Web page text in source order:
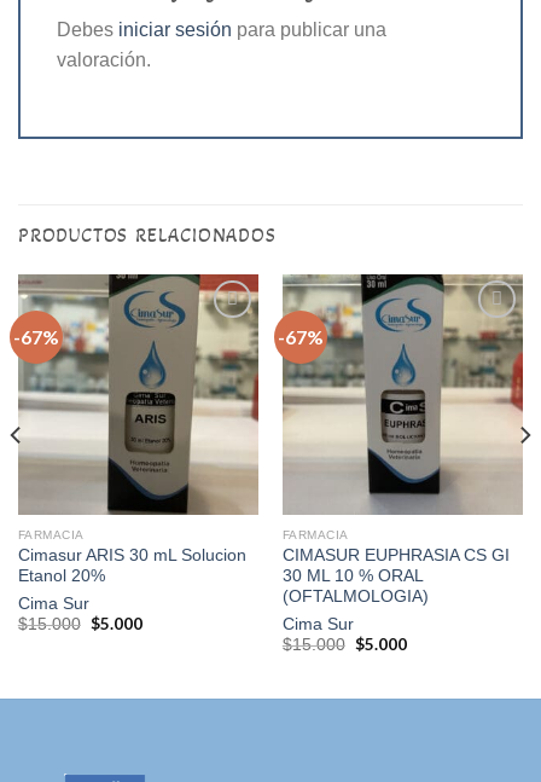
Debes iniciar sesión para publicar una
valoración.
PRODUCTOS RELACIONADOS
-67%
Agregar
a la
lista de
FARMACIA
Cimasur ARIS 30 mL Solucion
Etanol 20%
Cima Sur
$15.000
El
$5.000El
-67%
Agregar
a la
FARMACIA
CIMASUR EUPHRASIA CS GI
30 ML 10 % ORAL
(OFTALMOLOGIA)
Cima Sur
$15.000
El
$5.000El